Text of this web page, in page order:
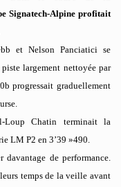
Signatech-Alpine profitait
et Nelson Panciatici se
largement nettoyée par
progressait graduellement
Loup Chatin terminait la
LM P2 en 3’39 »490.
de performance.
temps de la veille avant